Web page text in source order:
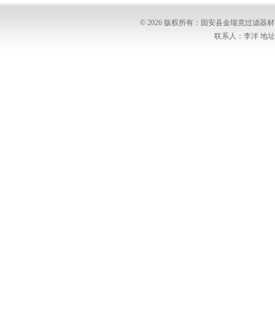
© 2026 版权所有：固安县金瑞克过滤器
联系人：李洋 地